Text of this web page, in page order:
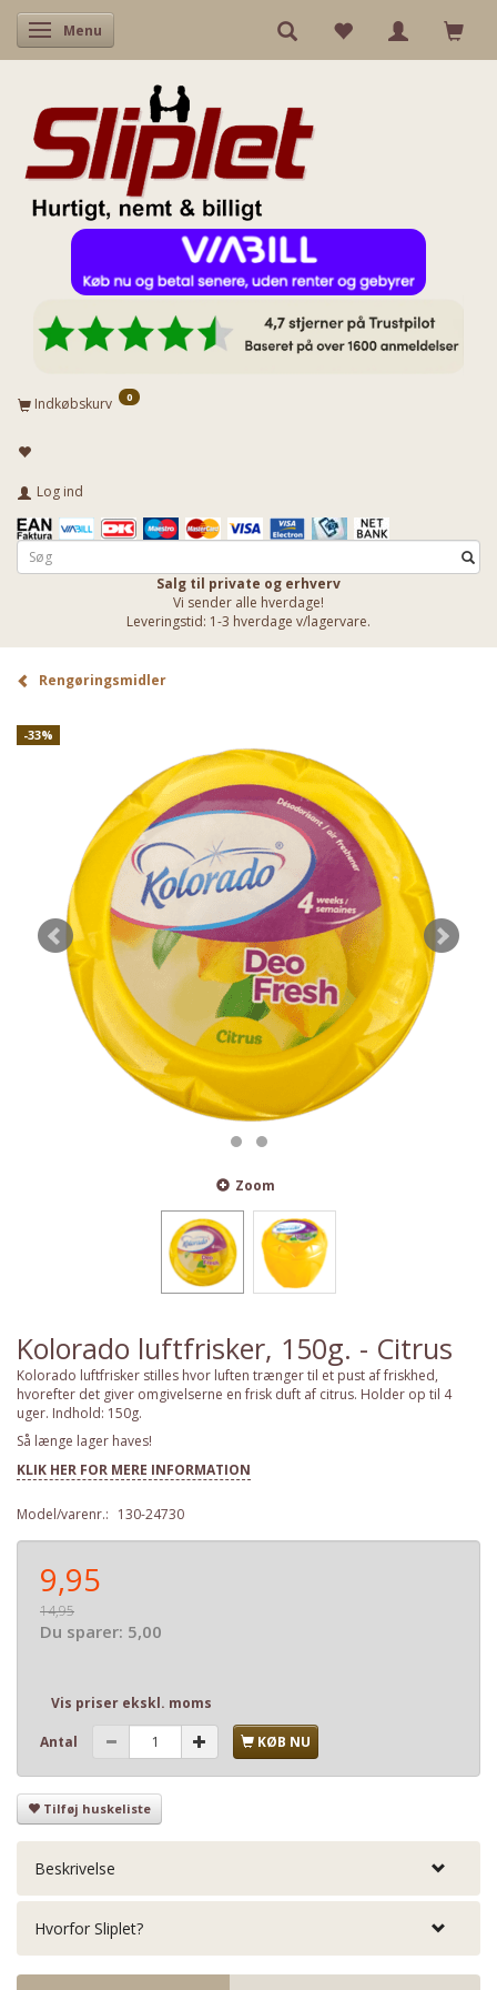
Skifte navigation
Menu
Indkøbskurv 0
Log ind
Salg til private og erhverv
Vi sender alle hverdage!
Leveringstid: 1-3 hverdage v/lagervare.
Rengøringsmidler
-33%
Zoom
Kolorado luftfrisker, 150g. - Citrus
Kolorado luftfrisker stilles hvor luften trænger til et pust af friskhed,
hvorefter det giver omgivelserne en frisk duft af citrus. Holder op til 4
uger. Indhold: 150g.
Så længe lager haves!
KLIK HER FOR MERE INFORMATION
Model/varenr.: 130-24730
9,95
14,95
Du sparer: 5,00
Vis priser ekskl. moms
Antal KØB NU
Tilføj huskeliste
Beskrivelse
Hvorfor Sliplet?